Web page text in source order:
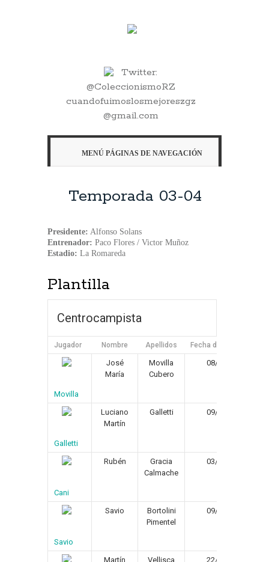
Twitter:
@ColeccionismoRZ
cuandofuimoslosmejoreszgz
@gmail.com
MENÚ PÁGINAS DE NAVEGACIÓN
Temporada 03-04
Presidente: Alfonso Solans
Entrenador: Paco Flores / Victor Muñoz
Estadio: La Romareda
Plantilla
Centrocampista
Jugador Nombre Apellidos Fecha de Nacimiento
Movilla
José
María
Movilla
Cubero
08/02/1975
Galletti
Luciano
Martín
Galletti 09/04/1980
Cani
Rubén
Gracia
Calmache
03/08/1981
Savio
Savio
Bortolini
Pimentel
09/01/1974
Martín
Vellisca
22/08/1971